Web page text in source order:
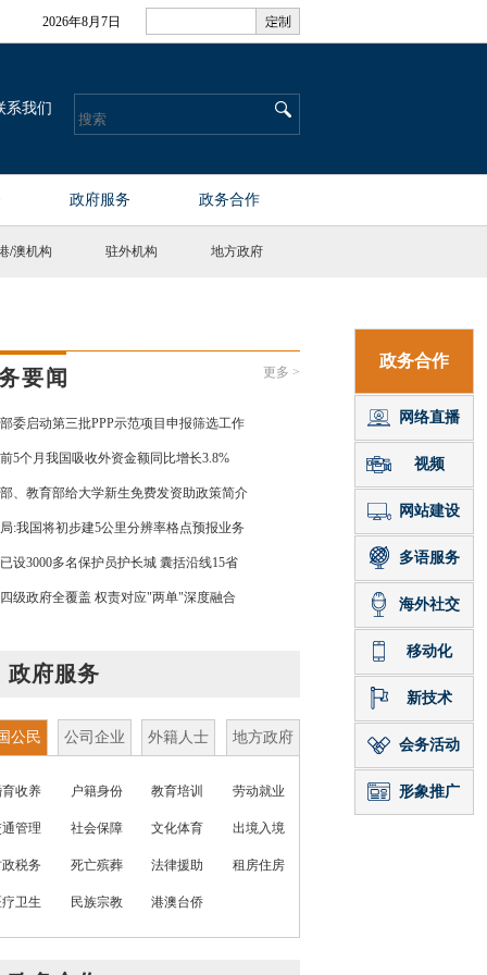
/澳机构 驻外机构 地方政府
要闻 更多 >
委启动第三批PPP示范项目申报筛选工作
5个月我国吸收外资金额同比增长3.8%
、教育部给大学新生免费发资助政策简介
:我国将初步建5公里分辨率格点预报业务
设3000多名保护员护长城 囊括沿线15省
级政府全覆盖 权责对应"两单"深度融合
政府服务
公民 公司企业 外籍人士 地方政府
育收养 户籍身份 教育培训 劳动就业
管理 社会保障 文化体育 出境入境
税务 死亡殡葬 法律援助 租房住房
卫生 民族宗教 港澳台侨